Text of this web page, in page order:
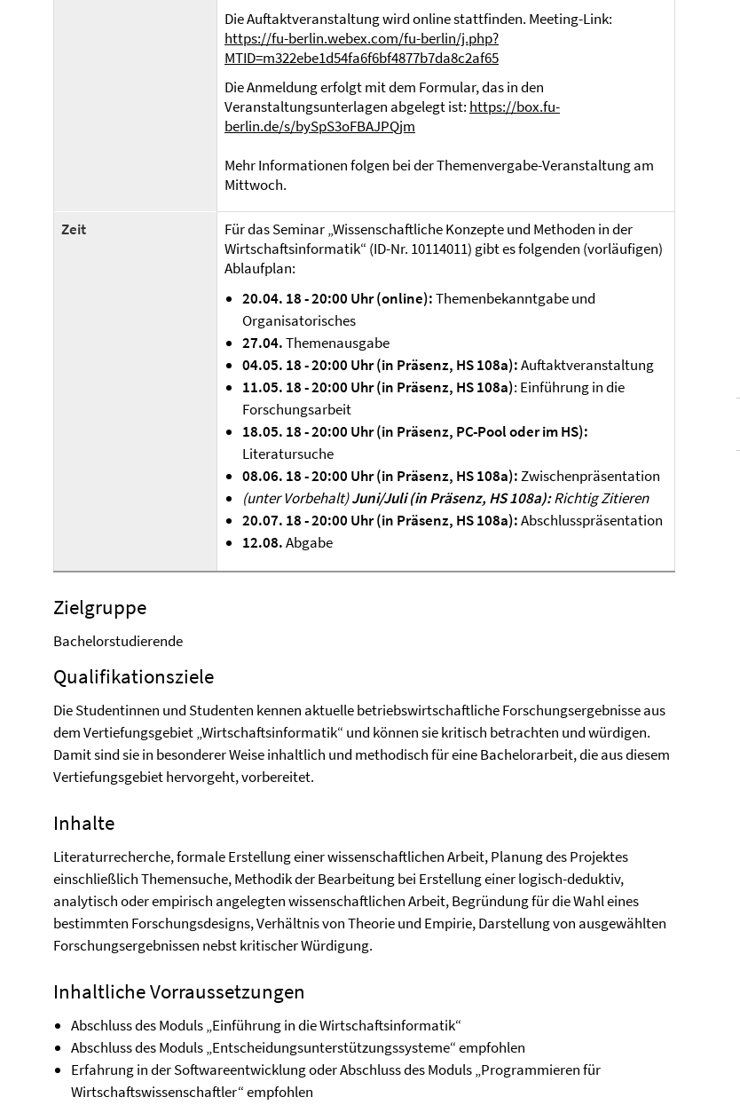
Die Auftaktveranstaltung wird online stattfinden. Meeting-Link:
https://fu-berlin.webex.com/fu-berlin/j.php?
MTID=m322ebe1d54fa6f6bf4877b7da8c2af65
Die Anmeldung erfolgt mit dem Formular, das in den
Veranstaltungsunterlagen abgelegt ist: https://box.fu-
berlin.de/s/bySpS3oFBAJPQjm
Mehr Informationen folgen bei der Themenvergabe-Veranstaltung am
Mittwoch.
Zeit
Für das Seminar „Wissenschaftliche Konzepte und Methoden in der
Wirtschaftsinformatik“ (ID-Nr. 10114011) gibt es folgenden (vorläufigen)
Ablaufplan:
20.04. 18 - 20:00 Uhr (online):Themenbekanntgabe und
Organisatorisches
27.04.Themenausgabe
04.05. 18 - 20:00 Uhr (in Präsenz, HS 108a):Auftaktveranstaltung
11.05. 18 - 20:00 Uhr (in Präsenz, HS 108a): Einführung in die
Forschungsarbeit
18.05. 18 - 20:00 Uhr (in Präsenz, PC-Pool oder im HS):
Literatursuche
08.06. 18 - 20:00 Uhr (in Präsenz, HS 108a):Zwischenpräsentation
(unter Vorbehalt)Juni/Juli (in Präsenz, HS 108a):Richtig Zitieren
20.07. 18 - 20:00 Uhr (in Präsenz, HS 108a):Abschlusspräsentation
12.08.Abgabe
Zielgruppe
Bachelorstudierende
Qualifikationsziele
Die Studentinnen und Studenten kennen aktuelle betriebswirtschaftliche Forschungsergebnisse aus
dem Vertiefungsgebiet „Wirtschaftsinformatik“ und können sie kritisch betrachten und würdigen.
Damit sind sie in besonderer Weise inhaltlich und methodisch für eine Bachelorarbeit, die aus diesem
Vertiefungsgebiet hervorgeht, vorbereitet.
Inhalte
Literaturrecherche, formale Erstellung einer wissenschaftlichen Arbeit, Planung des Projektes
einschließlich Themensuche, Methodik der Bearbeitung bei Erstellung einer logisch-deduktiv,
analytisch oder empirisch angelegten wissenschaftlichen Arbeit, Begründung für die Wahl eines
bestimmten Forschungsdesigns, Verhältnis von Theorie und Empirie, Darstellung von ausgewählten
Forschungsergebnissen nebst kritischer Würdigung.
Inhaltliche Vorraussetzungen
Abschluss des Moduls „Einführung in die Wirtschaftsinformatik“
Abschluss des Moduls „Entscheidungsunterstützungssysteme“ empfohlen
Erfahrung in der Softwareentwicklung oder Abschluss des Moduls „Programmieren für
Wirtschaftswissenschaftler“ empfohlen